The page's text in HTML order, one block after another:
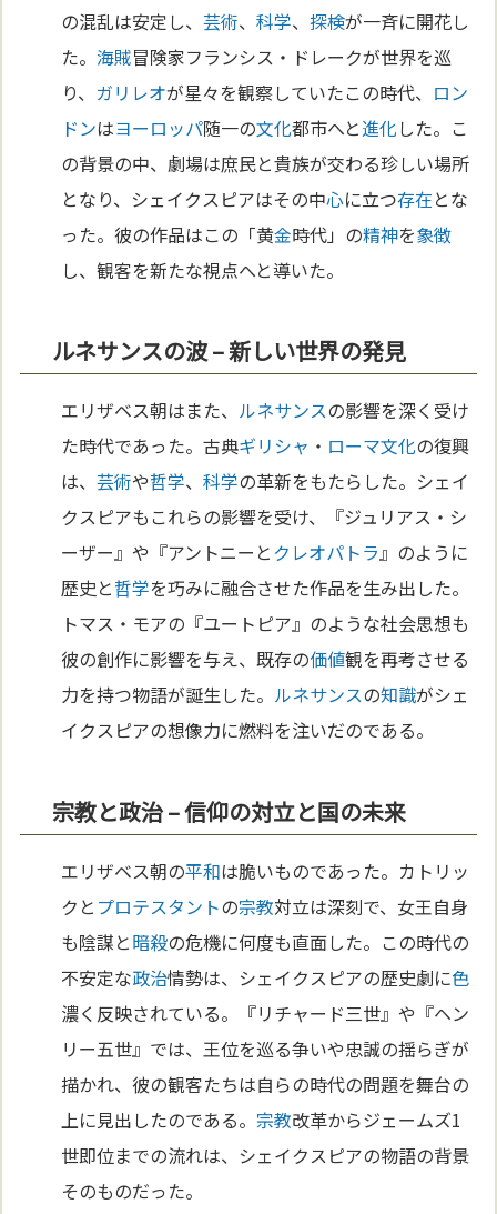
の混乱は安定し、芸術、科学、探検が一斉に開花し
た。海賊冒険家フランシス・ドレークが世界を巡
り、 ガリレオが星々を観察していたこの時代、 ロン
ドンはヨーロッパ随一の文化都市へと進化した。こ
の背景の中、劇場は庶民と貴族が交わる珍しい場所
となり、シェイクスピアはその中心に立つ存在とな
った。彼の作品はこの「黄金時代」の精神を象徴
し、観客を新たな視点へと導いた。
ルネサンスの波 – 新しい世界の発見
エリザベス朝はまた、 ルネサンスの影響を深く受け
た時代であった。古典ギリシャ ・ ローマ文化の復興
は、芸術や哲学、科学の革新をもたらした。シェイ
クスピアもこれらの影響を受け、『ジュリアス・シ
ーザー』や『アントニーとクレオパトラ』のように
歴史と哲学を巧みに融合させた作品を生み出した。
トマス・モアの『ユートピア』のような社会思想も
彼の創作に影響を与え、既存の価値観を再考させる
力を持つ物語が誕生した。 ルネサンスの知識がシェ
イクスピアの想像力に燃料を注いだのである。
宗教と政治 – 信仰の対立と国の未来
エリザベス朝の平和は脆いものであった。カトリッ
クと プロテスタントの宗教対立は深刻で、女王自身
も陰謀と暗殺の危機に何度も直面した。この時代の
不安定な政治情勢は、シェイクスピアの歴史劇に色
濃く反映されている。『リチャード三世』や『ヘン
リー五世』では、王位を巡る争いや忠誠の揺らぎが
描かれ、彼の観客たちは自らの時代の問題を舞台の
上に見出したのである。 宗教改革からジェームズ1
世即位までの流れは、シェイクスピアの物語の背景
そのものだった。